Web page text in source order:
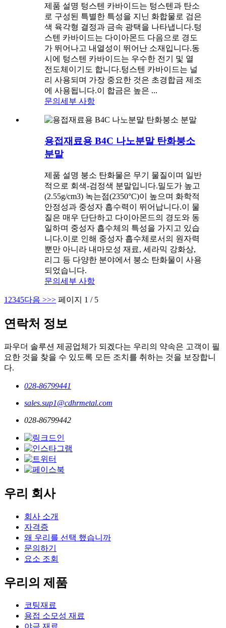
제품 설명 텅스텐 카바이드는 텅스텐과 탄소
로 구성된 특별한 특성을 지닌 화합물로 검은
색 육각형 결정과 금속 광택을 나타냅니다.텅
스텐 카바이드는 다이아몬드 다음으로 경도
가 뛰어나고 내열성이 뛰어난 소재입니다.동
시에 텅스텐 카바이드는 우수한 전기 및 열
전도체이기도 합니다.텅스텐 카바이드는 널
리 사용되며 가장 중요한 것은 초경합금 제조
에 사용됩니다.이 합금은 높은 ...
문의 세부 사항
용접재료용 B4C 나노분말 탄화붕소
분말
제품 설명 붕소 탄화물은 무기 물질이며 일반
적으로 회색-검정색 분말입니다.밀도가 높고
(2.55g/cm3) 녹는점(2350°C)이 높으며 화학적
안정성과 중성자 흡수력이 뛰어납니다.이 물
질은 매우 단단하고 다이아몬드의 경도와 동
일하며 중성자 흡수체의 특성을 가지고 있습
니다.이로 인해 중성자 흡수체로서의 원자력
뿐만 아니라 내마모성 재료, 세라믹 강화상,
리그 등 다양한 분야에서 붕소 탄화물이 사용
되었습니다.
문의 세부 사항
1 2345다음 >>> 페이지 1 / 5
연락처 정보
파우더 솔루션 제공업체가 되겠다는 우리의 약속은 고객이 필
요한 것을 찾을 수 있도록 모든 조치를 취하는 것을 보장합니
다.
028-86799441
sales.sup1@cdhrmetal.com
028-86799442
우리 회사
회사 소개
자격증
왜 우리를 선택 했습니까
문의하기
요소 조회
우리의 제품
코팅재료
용접 소모성 재료